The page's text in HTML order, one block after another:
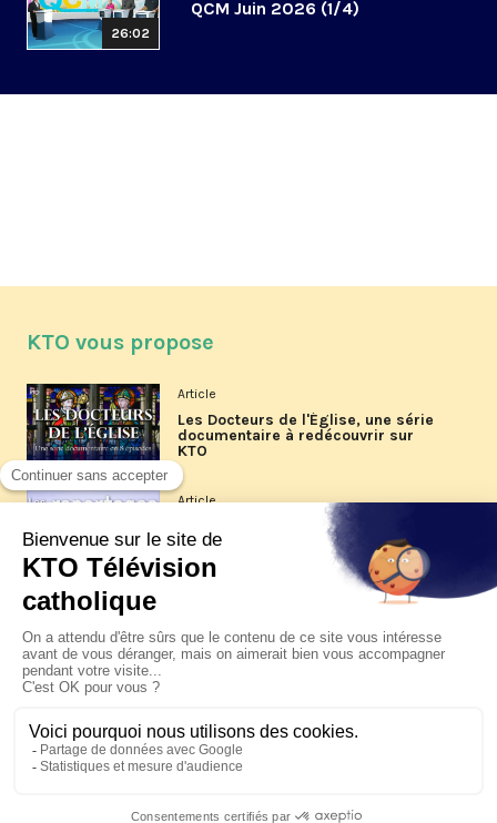
26:02
QCM Juin 2026 (1/4)
KTO vous propose
Article
Les Docteurs de l'Église, une série
documentaire à redécouvrir sur
KTO
Article
Les reportages d'été 2026 de KTO
La visite pastorale du pape Léon
XIV à Assise à suivre sur KTO le
jeudi 6 août
Le pape en Uruguay, Argentine et
Pérou du 6 au 17 novembre 2026